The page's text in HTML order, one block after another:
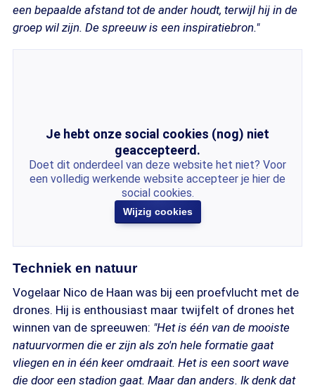
een bepaalde afstand tot de ander houdt, terwijl hij in de
groep wil zijn. De spreeuw is een inspiratiebron."
Je hebt onze social cookies (nog) niet
geaccepteerd.
Doet dit onderdeel van deze website het niet? Voor
een volledig werkende website accepteer je hier de
social cookies.
Wijzig cookies
Techniek en natuur
Vogelaar Nico de Haan was bij een proefvlucht met de
drones. Hij is enthousiast maar twijfelt of drones het
winnen van de spreeuwen: "Het is één van de mooiste
natuurvormen die er zijn als zo'n hele formatie gaat
vliegen en in één keer omdraait. Het is een soort wave
die door een stadion gaat. Maar dan anders. Ik denk dat